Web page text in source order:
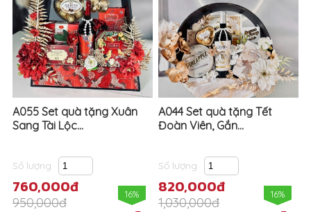
A055 Set quà tặng Xuân
Sang Tài Lộc...
Số lượng
760,000đ
950,000đ
16%
A044 Set quà tặng Tết
Đoàn Viên, Gắn...
Số lượng
820,000đ
1,030,000đ
16%